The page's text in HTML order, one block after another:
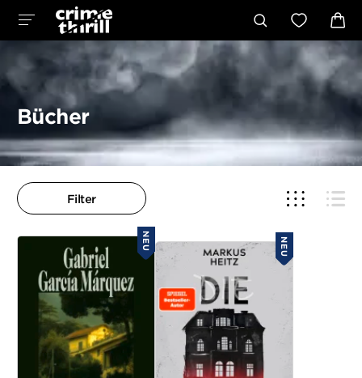
Bücher
Filter
NEU NEU